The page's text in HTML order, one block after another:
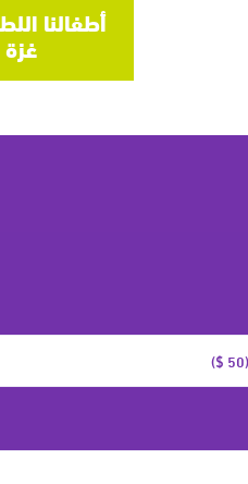
أطفالنا
غزة